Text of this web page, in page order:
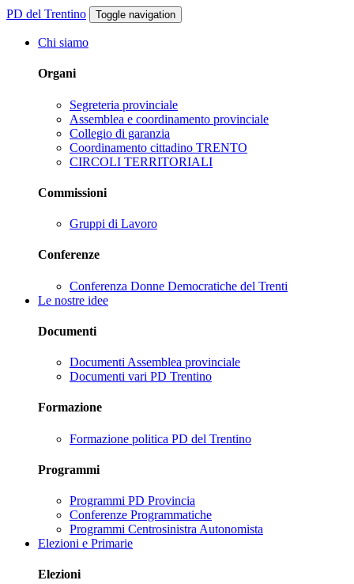
PD del Trentino Toggle navigation
Chi siamo
Organi
Segreteria provinciale
Assemblea e coordinamento provinciale
Collegio di garanzia
Coordinamento cittadino TRENTO
CIRCOLI TERRITORIALI
Commissioni
Gruppi di Lavoro
Conferenze
Conferenza Donne Democratiche del Trenti
Le nostre idee
Documenti
Documenti Assemblea provinciale
Documenti vari PD Trentino
Formazione
Formazione politica PD del Trentino
Programmi
Programmi PD Provincia
Conferenze Programmatiche
Programmi Centrosinistra Autonomista
Elezioni e Primarie
Elezioni